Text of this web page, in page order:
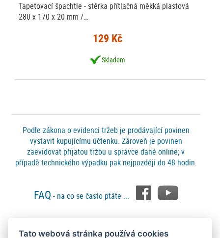
Tapetovací špachtle - stěrka přítlačná měkká plastová
280 x 170 x 20 mm /…
129 Kč
Skladem
Podle zákona o evidenci tržeb je prodávající povinen
vystavit kupujícímu účtenku. Zároveň je povinen
zaevidovat přijatou tržbu u správce daně online; v
případě technického výpadku pak nejpozději do 48 hodin.
FAQ - na co se často ptáte ...
Tato webová stránka používá cookies